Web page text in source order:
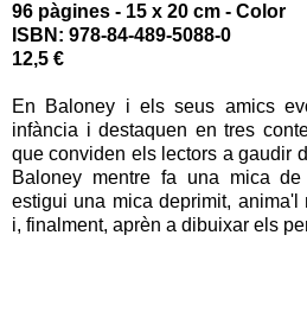
96 pàgines - 15 x 20 cm - Color
ISBN: 978-84-489-5088-0
12,5 €
En Baloney i els seus amics
infància i destaquen en tres
que conviden els lectors a gaudir
Baloney mentre fa una mica
estigui una mica deprimit, anima'l
i, finalment, aprèn a dibuixar els